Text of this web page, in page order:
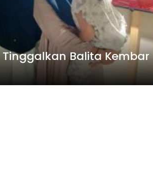
Balita Kembar